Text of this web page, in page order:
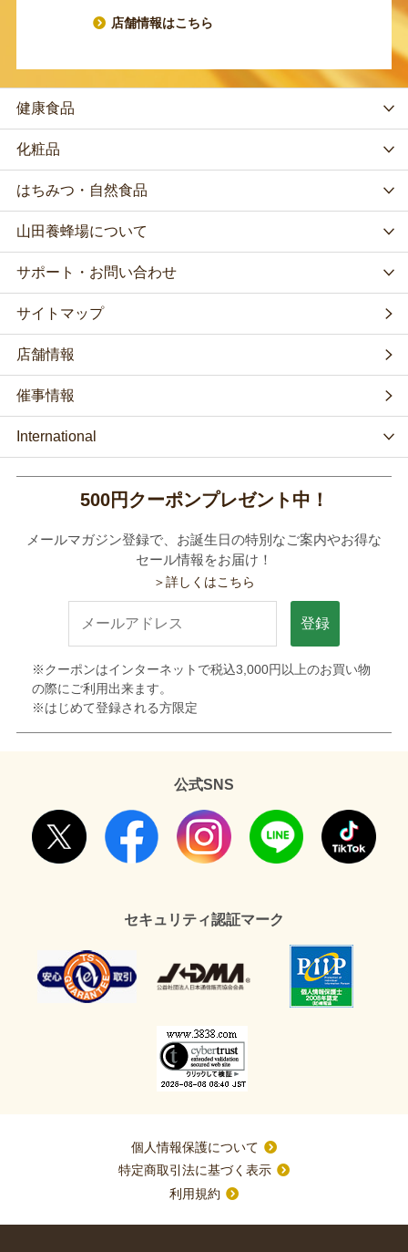
店舗情報はこちら
健康食品
化粧品
はちみつ・自然食品
山田養蜂場について
サポート・お問い合わせ
サイトマップ
店舗情報
催事情報
International
500円クーポンプレゼント中！
メールマガジン登録で、お誕生日の特別なご案内やお得な
セール情報をお届け！
＞詳しくはこちら
登録
※クーポンはインターネットで税込3,000円以上のお買い物
の際にご利用出来ます。
※はじめて登録される方限定
公式SNS
セキュリティ認証マーク
個人情報保護について
特定商取引法に基づく表示
利用規約